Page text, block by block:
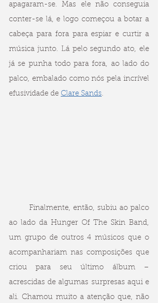
apagaram-se. Mas ele não conseguia
conter-se lá, e logo começou a botar a
cabeça para fora para espiar e curtir a
música junto. Lá pelo segundo ato, ele
já se punha todo para fora, ao lado do
palco, embalado como nós pela incrível
efusividade de Clare Sands.
ao lado da Hunger Of The Skin Band,
um grupo de outros 4 músicos que o
acompanhariam nas composições que
criou para seu último álbum –
acrescidas de algumas surpresas aqui e
ali. Chamou muito a atenção que, não